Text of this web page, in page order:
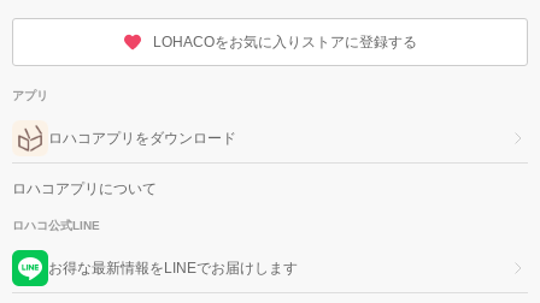
LOHACOをお気に入りストアに登録する
アプリ
ロハコアプリをダウンロード
ロハコアプリについて
ロハコ公式LINE
お得な最新情報をLINEでお届けします